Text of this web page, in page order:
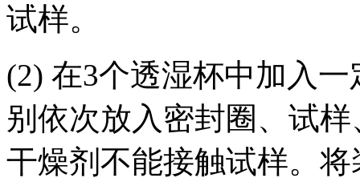
试样。
(2) 在3个透湿杯中加入
别依次放入密封圈、试
干燥剂不能接触试样。